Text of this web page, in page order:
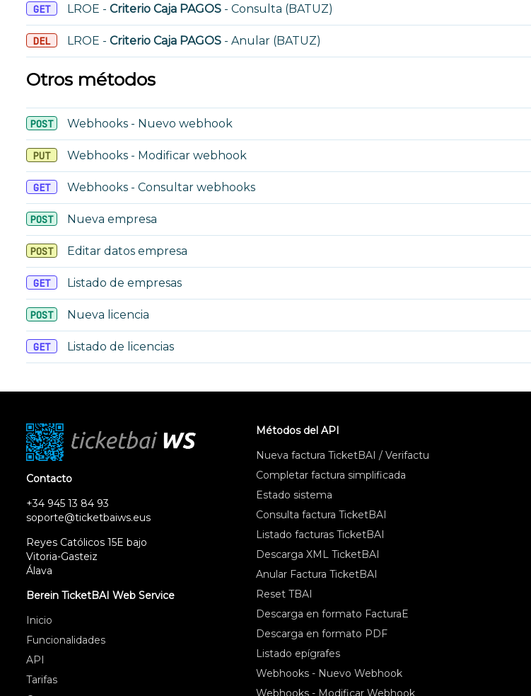
GET LROE - Criterio Caja PAGOS - Consulta (BATUZ)
DEL LROE - Criterio Caja PAGOS - Anular (BATUZ)
Otros métodos
POST Webhooks - Nuevo webhook
PUT Webhooks - Modificar webhook
GET Webhooks - Consultar webhooks
POST Nueva empresa
POST Editar datos empresa
GET Listado de empresas
POST Nueva licencia
GET Listado de licencias
Contacto
+34 945 13 84 93
soporte@ticketbaiws.eus
Reyes Católicos 15E bajo
Vitoria-Gasteiz
Álava
Berein TicketBAI Web Service
Inicio
Funcionalidades
API
Tarifas
Métodos del API
Nueva factura TicketBAI / Verifactu
Completar factura simplificada
Estado sistema
Consulta factura TicketBAI
Listado facturas TicketBAI
Descarga XML TicketBAI
Anular Factura TicketBAI
Reset TBAI
Descarga en formato FacturaE
Descarga en formato PDF
Listado epígrafes
Webhooks - Nuevo Webhook
Webhooks - Modificar Webhook